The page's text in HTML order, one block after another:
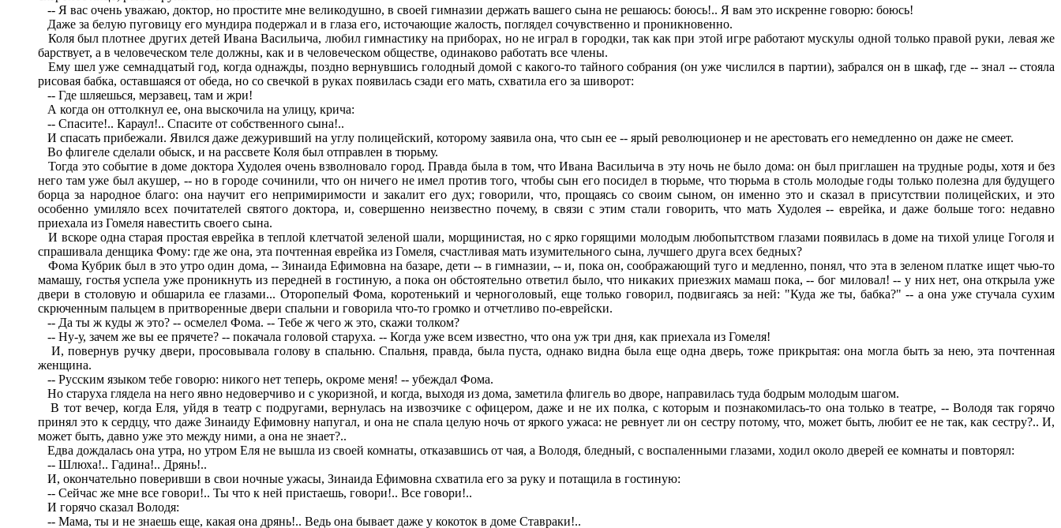
-- Я вас очень уважаю, доктор, но простите мне великодушно, в своей гимназии держать вашего сына не решаюсь: боюсь!.. Я вам это искренне говорю: боюсь!
Даже за белую пуговицу его мундира подержал и в глаза его, источающие жалость, поглядел сочувственно и проникновенно.
Коля был плотнее других детей Ивана Васильича, любил гимнастику на приборах, но не играл в городки, так как при этой игре работают мускулы одной только правой руки, левая же
барствует, а в человеческом теле должны, как и в человеческом обществе, одинаково работать все члены.
Ему шел уже семнадцатый год, когда однажды, поздно вернувшись голодный домой с какого-то тайного собрания (он уже числился в партии), забрался он в шкаф, где -- знал -- стояла
рисовая бабка, оставшаяся от обеда, но со свечкой в руках появилась сзади его мать, схватила его за шиворот:
-- Где шляешься, мерзавец, там и жри!
А когда он оттолкнул ее, она выскочила на улицу, крича:
-- Спасите!.. Караул!.. Спасите от собственного сына!..
И спасать прибежали. Явился даже дежуривший на углу полицейский, которому заявила она, что сын ее -- ярый революционер и не арестовать его немедленно он даже не смеет.
Во флигеле сделали обыск, и на рассвете Коля был отправлен в тюрьму.
Тогда это событие в доме доктора Худолея очень взволновало город. Правда была в том, что Ивана Васильича в эту ночь не было дома: он был приглашен на трудные роды, хотя и без
него там уже был акушер, -- но в городе сочинили, что он ничего не имел против того, чтобы сын его посидел в тюрьме, что тюрьма в столь молодые годы только полезна для будущего
борца за народное благо: она научит его непримиримости и закалит его дух; говорили, что, прощаясь со своим сыном, он именно это и сказал в присутствии полицейских, и это
особенно умиляло всех почитателей святого доктора, и, совершенно неизвестно почему, в связи с этим стали говорить, что мать Худолея -- еврейка, и даже больше того: недавно
приехала из Гомеля навестить своего сына.
И вскоре одна старая простая еврейка в теплой клетчатой зеленой шали, морщинистая, но с ярко горящими молодым любопытством глазами появилась в доме на тихой улице Гоголя и
спрашивала денщика Фому: где же она, эта почтенная еврейка из Гомеля, счастливая мать изумительного сына, лучшего друга всех бедных?
Фома Кубрик был в это утро один дома, -- Зинаида Ефимовна на базаре, дети -- в гимназии, -- и, пока он, соображающий туго и медленно, понял, что эта в зеленом платке ищет чью-то
мамашу, гостья успела уже проникнуть из передней в гостиную, а пока он обстоятельно ответил было, что никаких приезжих мамаш пока, -- бог миловал! -- у них нет, она открыла уже
двери в столовую и обшарила ее глазами... Оторопелый Фома, коротенький и черноголовый, еще только говорил, подвигаясь за ней: "Куда же ты, бабка?" -- а она уже стучала сухим
скрюченным пальцем в притворенные двери спальни и говорила что-то громко и отчетливо по-еврейски.
-- Да ты ж куды ж это? -- осмелел Фома. -- Тебе ж чего ж это, скажи толком?
-- Ну-у, зачем же вы ее прячете? -- покачала головой старуха. -- Когда уже всем известно, что она уж три дня, как приехала из Гомеля!
И, повернув ручку двери, просовывала голову в спальню. Спальня, правда, была пуста, однако видна была еще одна дверь, тоже прикрытая: она могла быть за нею, эта почтенная
женщина.
-- Русским языком тебе говорю: никого нет теперь, окроме меня! -- убеждал Фома.
Но старуха глядела на него явно недоверчиво и с укоризной, и когда, выходя из дома, заметила флигель во дворе, направилась туда бодрым молодым шагом.
В тот вечер, когда Еля, уйдя в театр с подругами, вернулась на извозчике с офицером, даже и не их полка, с которым и познакомилась-то она только в театре, -- Володя так горячо
принял это к сердцу, что даже Зинаиду Ефимовну напугал, и она не спала целую ночь от яркого ужаса: не ревнует ли он сестру потому, что, может быть, любит ее не так, как сестру?.. И,
может быть, давно уже это между ними, а она не знает?..
Едва дождалась она утра, но утром Еля не вышла из своей комнаты, отказавшись от чая, а Володя, бледный, с воспаленными глазами, ходил около дверей ее комнаты и повторял:
-- Шлюха!.. Гадина!.. Дрянь!..
И, окончательно поверивши в свои ночные ужасы, Зинаида Ефимовна схватила его за руку и потащила в гостиную:
-- Сейчас же мне все говори!.. Ты что к ней пристаешь, говори!.. Все говори!..
И горячо сказал Володя:
-- Мама, ты и не знаешь еще, какая она дрянь!.. Ведь она бывает даже у кокоток в доме Ставраки!..